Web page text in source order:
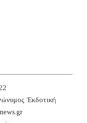
Ἐκδοτική